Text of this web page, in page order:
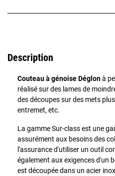
Description
Couteau à génoise Déglonà
réalisé sur des lames de
des découpes sur des mets
entremet, etc.
La gamme Sur-class est une
assurément aux besoins des
l'assurance d'utiliser un outil
également aux exigences d'un
est découpée dans un acier